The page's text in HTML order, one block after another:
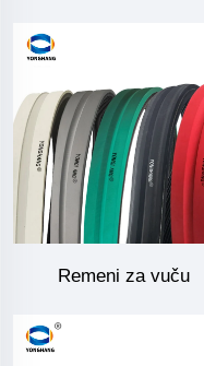
Remeni za vuču